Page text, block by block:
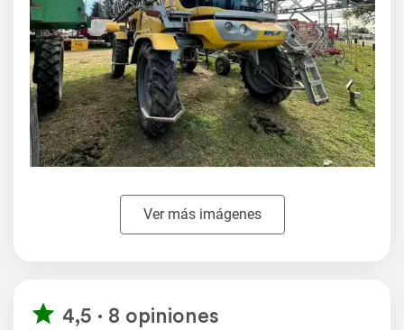
Ver más imágenes
4,5 · 8 opiniones